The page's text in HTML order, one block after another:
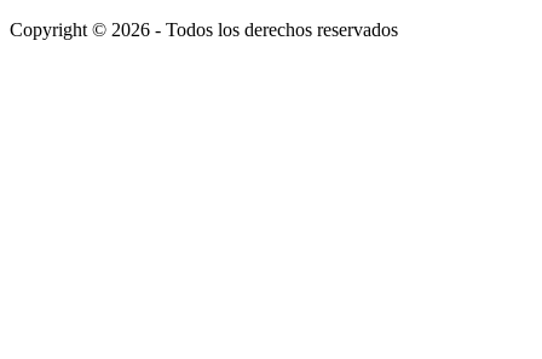
Copyright © 2026 - Todos los derechos reservados